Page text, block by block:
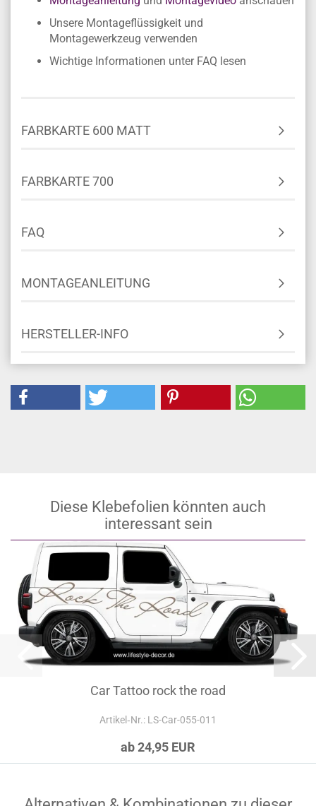
Unsere Montageflüssigkeit und
Montagewerkzeug verwenden
Wichtige Informationen unter FAQ lesen
FARBKARTE 600 MATT
FARBKARTE 700
FAQ
MONTAGEANLEITUNG
HERSTELLER-INFO
Diese Klebefolien könnten auch
interessant sein
Car Tattoo rock the road
Artikel‑Nr.: LS-Car-055-011
ab 24,95 EUR